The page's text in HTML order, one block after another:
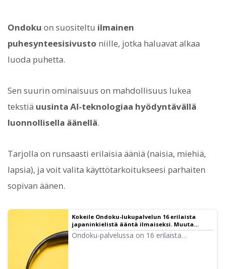
Ondoku on suositeltu ilmainen
puhesynteesisivusto niille, jotka haluavat alkaa
luoda puhetta.
Sen suurin ominaisuus on mahdollisuus lukea
tekstiä uusinta AI-teknologiaa hyödyntävällä
luonnollisella äänellä.
Tarjolla on runsaasti erilaisia ääniä (naisia, miehiä,
lapsia), ja voit valita käyttötarkoitukseesi parhaiten
sopivan äänen.
Kokeile Ondoku-lukupalvelun 16 erilaista
japaninkielistä ääntä ilmaiseksi. Muuta
vaikutelmaa säätämällä äänenkorkeutta
Ondoku-palvelussa on 16 erilaista